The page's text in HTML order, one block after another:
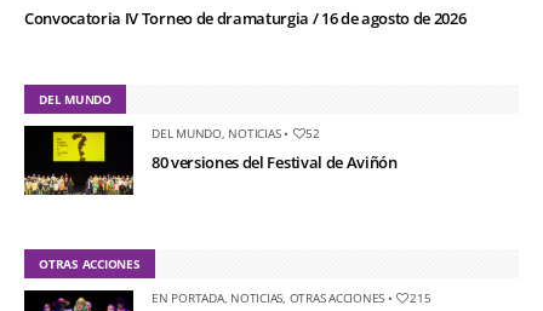
Convocatoria IV Torneo de dramaturgia / 16 de agosto de 2026
DEL MUNDO
DEL MUNDO, NOTICIAS• 52
80 versiones del Festival de Aviñón
OTRAS ACCIONES
EN PORTADA, NOTICIAS, OTRAS ACCIONES • 215